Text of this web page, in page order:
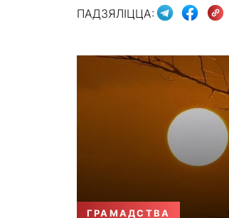
ПАДЗЯЛІЦЦА:
ГРАМАДСТВА